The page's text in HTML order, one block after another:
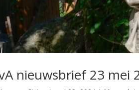
nieuwsbrief 23 mei